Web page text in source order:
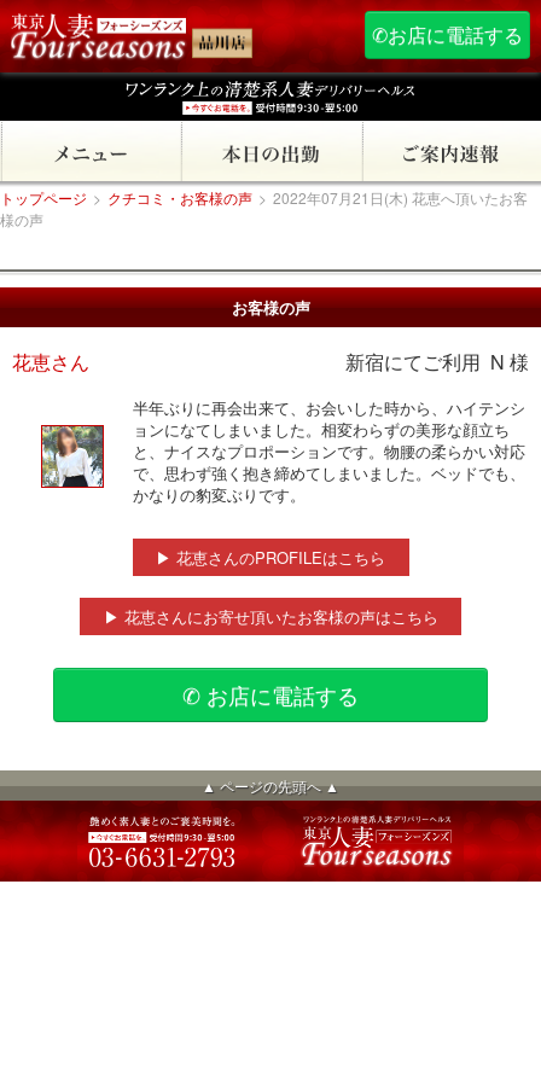
✆お店に電話する
トップページ > クチコミ・お客様の声 > 2022年07月21日(木) 花恵へ頂いたお客
様の声
お客様の声
花恵さん 新宿にてご利用 N 様
半年ぶりに再会出来て、お会いした時から、ハイテンシ
ョンになてしまいました。相変わらずの美形な顔立ち
と、ナイスなプロポーションです。物腰の柔らかい対応
で、思わず強く抱き締めてしまいました。ベッドでも、
かなりの豹変ぶりです。
▶ 花恵さんのPROFILEはこちら
▶ 花恵さんにお寄せ頂いたお客様の声はこちら
✆ お店に電話する
▲ ページの先頭へ ▲